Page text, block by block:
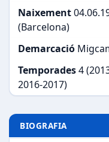
Naixement
(Barcelona)
Demarcació
Temporades4
2016-2017)
BIOGRAFIA